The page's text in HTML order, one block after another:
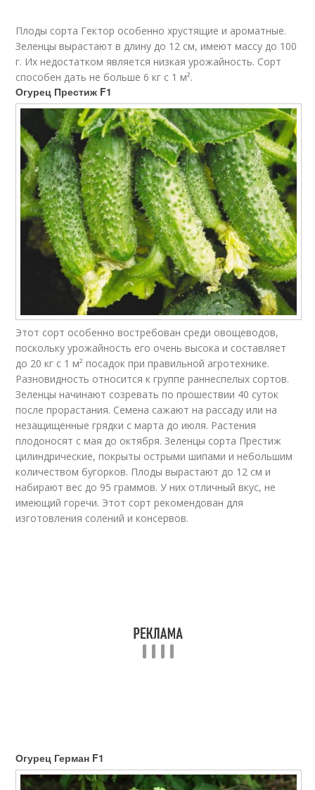
Плоды сорта Гектор особенно хрустящие и ароматные.
Зеленцы вырастают в длину до 12 см, имеют массу до 100
г. Их недостатком является низкая урожайность. Сорт
способен дать не больше 6 кг с 1 м².
Огурец Престиж F1
Этот сорт особенно востребован среди овощеводов,
поскольку урожайность его очень высока и составляет
до 20 кг с 1 м² посадок при правильной агротехнике.
Разновидность относится к группе раннеспелых сортов.
Зеленцы начинают созревать по прошествии 40 суток
после прорастания. Семена сажают на рассаду или на
незащищенные грядки с марта до июля. Растения
плодоносят с мая до октября. Зеленцы сорта Престиж
цилиндрические, покрыты острыми шипами и небольшим
количеством бугорков. Плоды вырастают до 12 см и
набирают вес до 95 граммов. У них отличный вкус, не
имеющий горечи. Этот сорт рекомендован для
изготовления солений и консервов.
Огурец Герман F1